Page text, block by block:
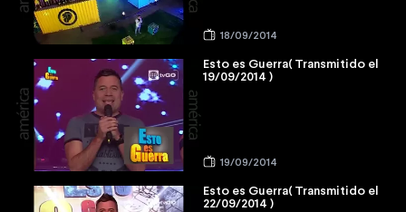
18/09/2014
Esto es Guerra( Transmitido el
19/09/2014 )
19/09/2014
Esto es Guerra( Transmitido el
22/09/2014 )